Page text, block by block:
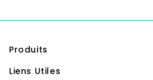
Produits
Liens Utiles